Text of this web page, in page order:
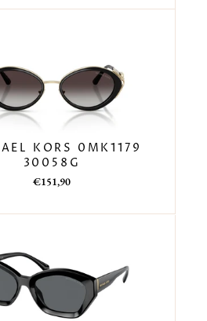
listino
KORS 0MK1179
30058G
Prezzo
listino
Prezzo
€151,90